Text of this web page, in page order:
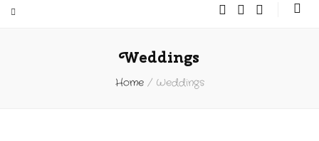
Weddings
Home / Weddings